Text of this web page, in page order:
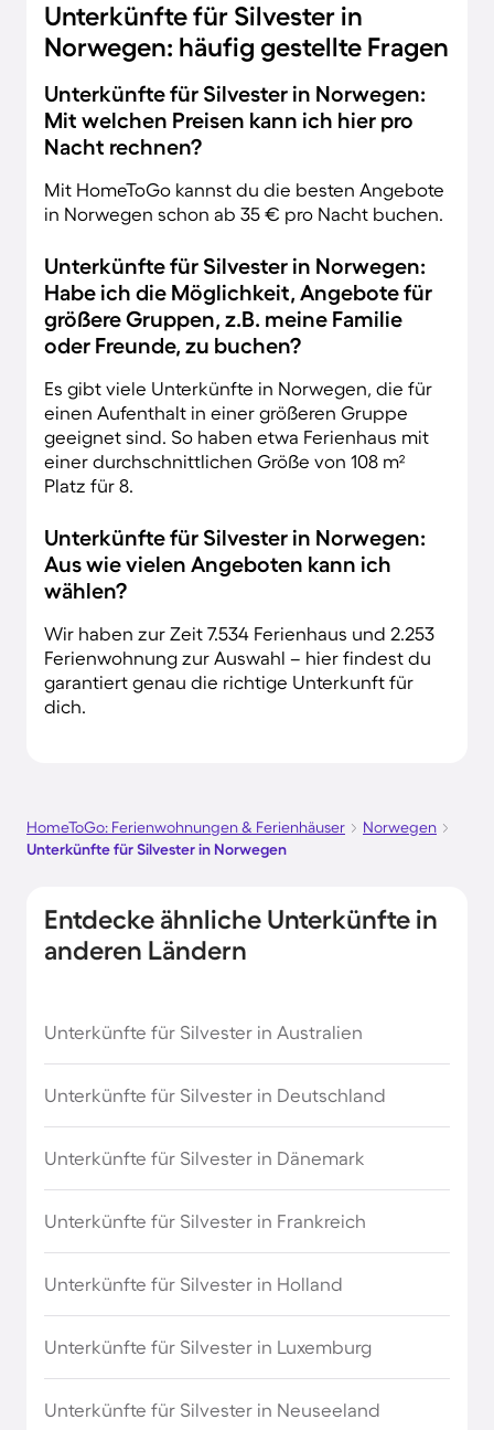
Unterkünfte für Silvester in
Norwegen: häufig gestellte Fragen
Unterkünfte für Silvester in Norwegen:
Mit welchen Preisen kann ich hier pro
Nacht rechnen?
Mit HomeToGo kannst du die besten Angebote
in Norwegen schon ab 35 € pro Nacht buchen.
Unterkünfte für Silvester in Norwegen:
Habe ich die Möglichkeit, Angebote für
größere Gruppen, z.B. meine Familie
oder Freunde, zu buchen?
Es gibt viele Unterkünfte in Norwegen, die für
einen Aufenthalt in einer größeren Gruppe
geeignet sind. So haben etwa Ferienhaus mit
einer durchschnittlichen Größe von 108 m²
Platz für 8.
Unterkünfte für Silvester in Norwegen:
Aus wie vielen Angeboten kann ich
wählen?
Wir haben zur Zeit 7.534 Ferienhaus und 2.253
Ferienwohnung zur Auswahl – hier findest du
garantiert genau die richtige Unterkunft für
dich.
HomeToGo: Ferienwohnungen & Ferienhäuser
Norwegen
Unterkünfte für Silvester in Norwegen
Entdecke ähnliche Unterkünfte in
anderen Ländern
Unterkünfte für Silvester in Australien
Unterkünfte für Silvester in Deutschland
Unterkünfte für Silvester in Dänemark
Unterkünfte für Silvester in Frankreich
Unterkünfte für Silvester in Holland
Unterkünfte für Silvester in Luxemburg
Unterkünfte für Silvester in Neuseeland